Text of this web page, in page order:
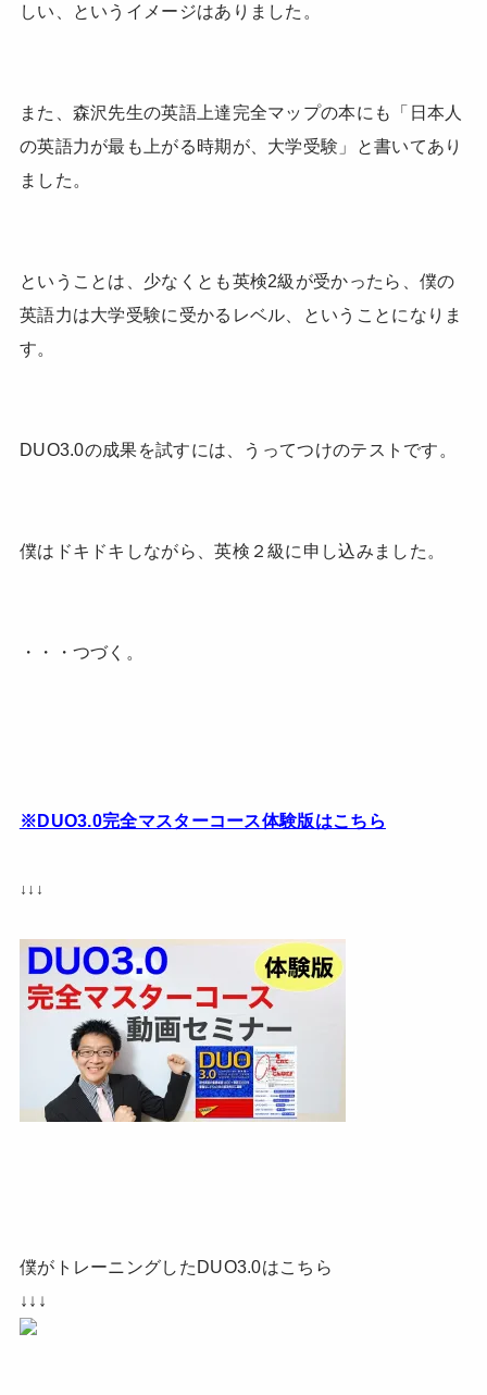
しい、というイメージはありました。
また、森沢先生の英語上達完全マップの本にも「日本人
の英語力が最も上がる時期が、大学受験」と書いてあり
ました。
ということは、少なくとも英検2級が受かったら、僕の
英語力は大学受験に受かるレベル、ということになりま
す。
DUO3.0の成果を試すには、うってつけのテストです。
僕はドキドキしながら、英検２級に申し込みました。
・・・つづく。
※DUO3.0完全マスターコース体験版はこちら
↓↓↓
僕がトレーニングしたDUO3.0はこちら
↓↓↓